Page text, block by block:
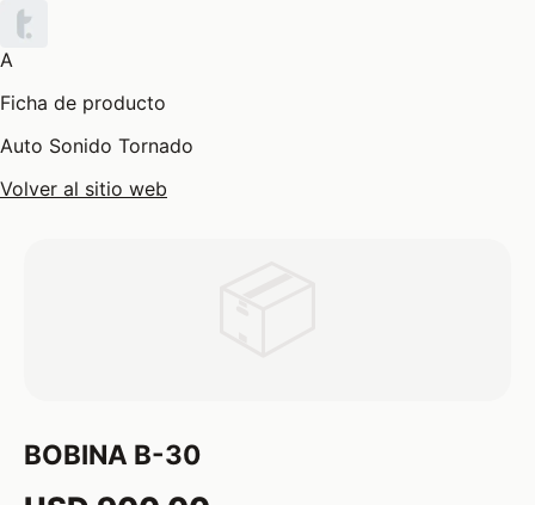
A
Ficha de producto
Auto Sonido Tornado
Volver al sitio web
BOBINA B-30